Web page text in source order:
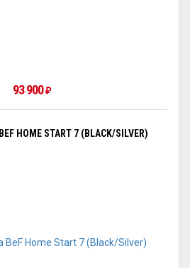
93 900₽
HOME START 7 (BLACK/SILVER)